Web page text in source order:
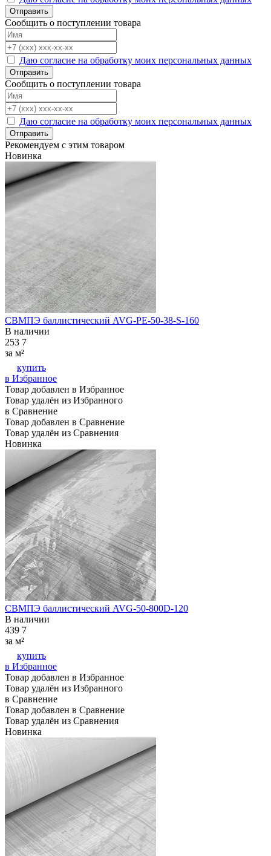
Отправить
Сообщить о поступлении товара
Даю согласие на обработку моих персональных данных
Отправить
Сообщить о поступлении товара
Даю согласие на обработку моих персональных данных
Отправить
Рекомендуем с этим товаром
Новинка
СВМПЭ баллистический AVG-PE-50-38-S-160
В наличии
253 7
за м²
купить
в Избранное
Товар добавлен в Избранное
Товар удалён из Избранного
в Сравнение
Товар добавлен в Сравнение
Товар удалён из Сравнения
Новинка
СВМПЭ баллистический AVG-50-800D-120
В наличии
439 7
за м²
купить
в Избранное
Товар добавлен в Избранное
Товар удалён из Избранного
в Сравнение
Товар добавлен в Сравнение
Товар удалён из Сравнения
Новинка